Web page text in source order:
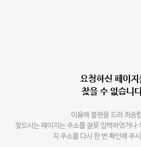
요청하신 페이지
찾을 수 없습니
이용에 불편을 드려 죄송
찾으시는 페이지는 주소를 잘못 입력하였거나
지 주소를 다시 한 번 확인해 주